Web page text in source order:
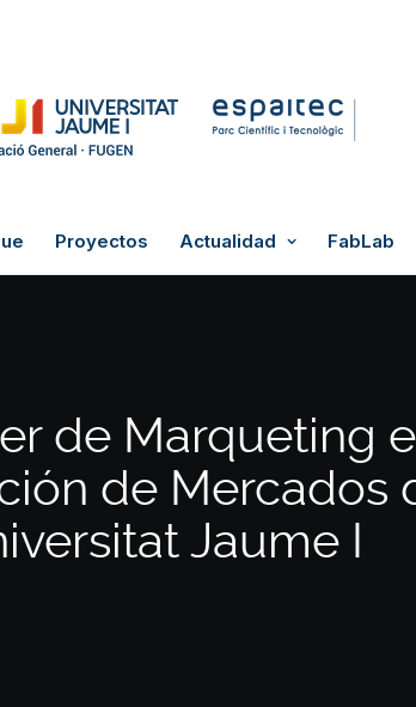
Proyectos Actualidad FabLab
de Marqueting e
de Mercados
Jaume I